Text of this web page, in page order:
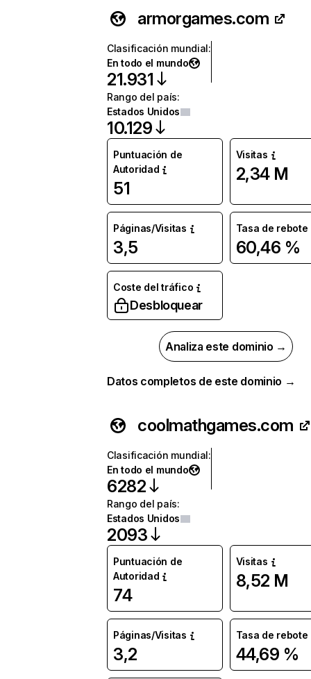
armorgames.com
Clasificación mundial:
En todo el mundo
21.931
Rango del país:
Estados Unidos
10.129
Puntuación de
Autoridad
51
Visitas
2,34 M
Páginas/Visitas
3,5
Tasa de rebote
60,46 %
Coste del tráfico
Desbloquear
Analiza este dominio →
Datos completos de este dominio →
coolmathgames.com
Clasificación mundial:
En todo el mundo
6282
Rango del país:
Estados Unidos
2093
Puntuación de
Autoridad
74
Visitas
8,52 M
Páginas/Visitas
3,2
Tasa de rebote
44,69 %